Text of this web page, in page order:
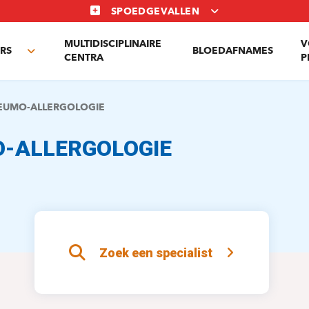
SPOEDGEVALLEN
Toggle
MULTIDISCIPLINAIRE
CENTRA
BLOEDAFNAMES
ALLERGOLOGIE
ALLERGOLOGIE
Zoek een specialist